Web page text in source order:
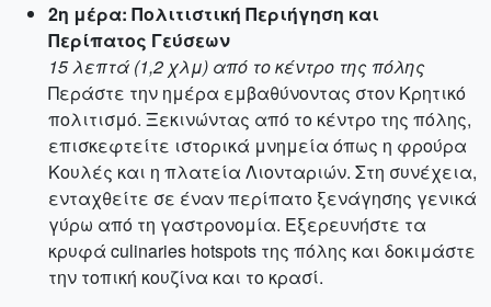
2η μέρα: Πολιτιστική Περιήγηση και
Περίπατος Γεύσεων
15 λεπτά (1,2 χλμ) από το κέντρο της πόλης
Περάστε την ημέρα εμβαθύνοντας στον Κρητικό
πολιτισμό. Ξεκινώντας από το κέντρο της πόλης,
επισκεφτείτε ιστορικά μνημεία όπως η φρούρα
Κουλές και η πλατεία Λιονταριών. Στη συνέχεια,
ενταχθείτε σε έναν περίπατο ξενάγησης γενικά
γύρω από τη γαστρονομία. Εξερευνήστε τα
κρυφά culinaries hotspots της πόλης και δοκιμάστε
την τοπική κουζίνα και το κρασί.